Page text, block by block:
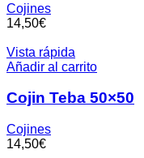
Cojines
€
Vista rápida
Añadir al carrito
Cojin Teba 50×50
Cojines
€